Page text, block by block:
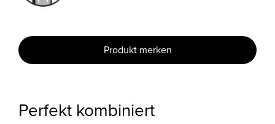
Produkt merken
Perfekt kombiniert